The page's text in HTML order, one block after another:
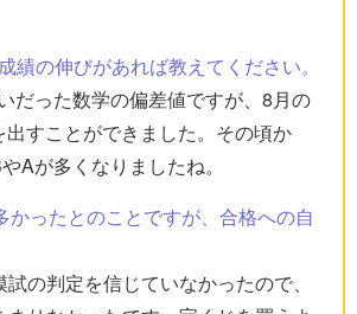
績の伸びがあれば教えてください。
だった数学の偏差値ですが、8月の
すことができました。その頃か
Aが多くなりましたね。
かったとのことですが、合格への自
の判定を信じていなかったので、